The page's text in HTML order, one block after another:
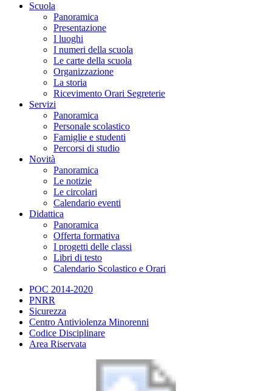
Scuola
Panoramica
Presentazione
I luoghi
I numeri della scuola
Le carte della scuola
Organizzazione
La storia
Ricevimento Orari Segreterie
Servizi
Panoramica
Personale scolastico
Famiglie e studenti
Percorsi di studio
Novità
Panoramica
Le notizie
Le circolari
Calendario eventi
Didattica
Panoramica
Offerta formativa
I progetti delle classi
Libri di testo
Calendario Scolastico e Orari
POC 2014-2020
PNRR
Sicurezza
Centro Antiviolenza Minorenni
Codice Disciplinare
Area Riservata